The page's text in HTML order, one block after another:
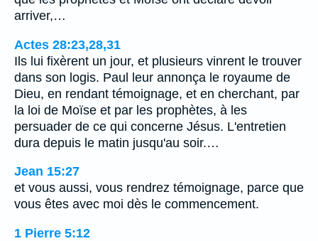
arriver,…
Actes 28:23,28,31
Ils lui fixèrent un jour, et plusieurs vinrent le trouver
dans son logis. Paul leur annonça le royaume de
Dieu, en rendant témoignage, et en cherchant, par
la loi de Moïse et par les prophètes, à les
persuader de ce qui concerne Jésus. L'entretien
dura depuis le matin jusqu'au soir.…
Jean 15:27
et vous aussi, vous rendrez témoignage, parce que
vous êtes avec moi dès le commencement.
1 Pierre 5:12